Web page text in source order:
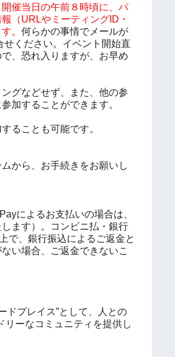
催当日の午前８時頃に、パ
（URLやミーティングID・
。 何らかの事情でメールが
せください。イベント開始直
、恐れ入りますが、お早め
グなどせず、また、他の参
加することができます。
ることも可能です。
から、お手続きをお願いし
によるお支払いの場合は、
ます）。
コンビニ払・銀行
で、銀行振込によるご返金と
い場合、ご返金できないこ
ドプレイス”として、人との
リーなコミュニティを提供し